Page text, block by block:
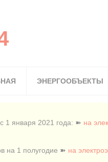
ЭНЕРГООБЪЕКТЫ
1 января 2021 года: ➽ на
на 1 полугодие ➽ на